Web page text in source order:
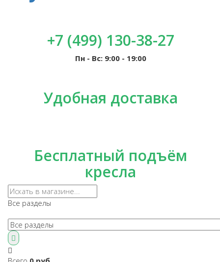
+7 (499) 130-38-27
Пн - Вс: 9:00 - 19:00
Удобная доставка
Бесплатный подъём
кресла
Все разделы